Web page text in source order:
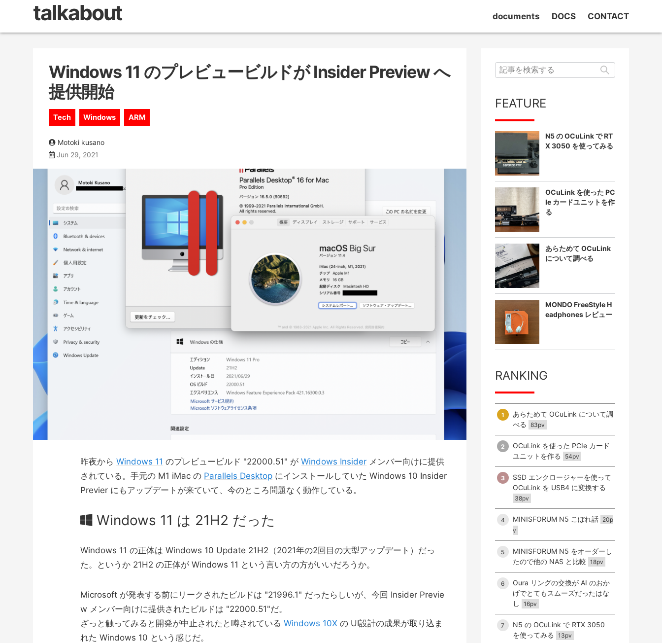
talkabout
documents
masOS
Home Assistant
DOCS CONTACT
Windows 11 のプレビュービルドが Insider Preview へ
提供開始
Tech Windows ARM
Motoki kusano
Jun 29, 2021
昨夜からWindows 11 のプレビュービルド "22000.51" がWindows Insider メンバー向けに提供
されている。手元の M1 iMac の Parallels Desktop にインストールしていた Windows 10 Insider
Previer にもアップデートが来ていて、今のところ問題なく動作している。
Windows 11 は 21H2 だった
Windows 11 の正体は Windows 10 Update 21H2（2021年の2回目の大型アップデート）だっ
た。というか 21H2 の正体が Windows 11 という言い方の方がいいだろうか。
Microsoft が発表する前にリークされたビルドは "21996.1" だったらしいが、今回 Insider Previe
w メンバー向けに提供されたビルドは "22000.51"だ。
ざっと触ってみると開発が中止されたと噂されているWindows 10X の UI設計の成果が取り込ま
れた Windows 10 という感じだ。
FEATURE
N5 の OCuLink で RT
X 3050 を使ってみる
OCuLink を使った PC
Ie カードユニットを作
る
あらためて OCuLink
について調べる
MONDO FreeStyle H
eadphones レビュー
RANKING
1
あらためて OCuLink について調
べる
83pv
2
OCuLink を使った PCIe カード
ユニットを作る
54pv
3
SSD エンクロージャーを使って
OCuLink を USB4 に変換する
38pv
4 MINISFORUM N5 こぼれ話 20p
v
5
MINISFORUM N5 をオーダーし
たので他の NAS と比較 18pv
6
Oura リングの交換が AI のおか
げでとてもスムーズだったはな
し
16pv
7
N5 の OCuLink で RTX 3050
を使ってみる
13pv